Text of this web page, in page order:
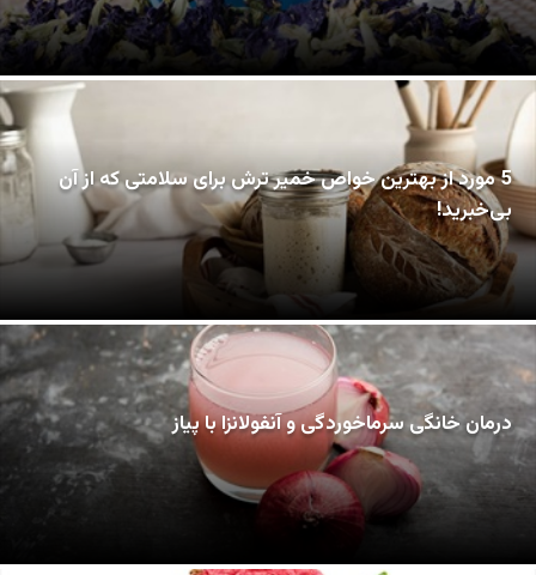
5 مورد از بهترین خواص خمیر ترش برای سلامتی که از آن
بی‌خبرید!
درمان خانگی سرماخوردگی و آنفولانزا با پیاز